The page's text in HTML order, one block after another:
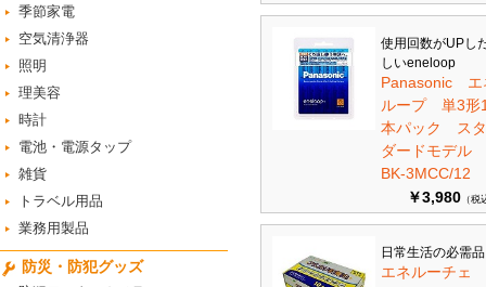
季節家電
空気清浄器
照明
理美容
時計
電池・電源タップ
雑貨
トラベル用品
業務用製品
防災・防犯グッズ
使用回数がUPし
しいeneloop
Panasonic エ
ループ 単3形
本パック ス
ダードモデル
BK-3MCC/12
￥3,980 （税
日常生活の必需
エネルーチェ